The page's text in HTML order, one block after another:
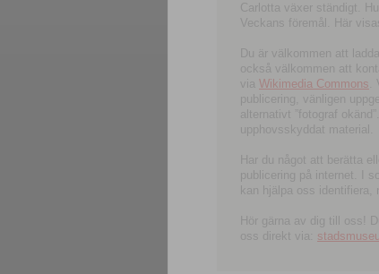
Carlotta växer ständigt.
Veckans föremål. Här
Du är välkommen att
också välkommen att
via Wikimedia Commons
publicering, vänligen
alternativt ”fotograf
upphovsskyddat material.
Har du något att berätta
publicering på internet. I
kan hjälpa oss
Hör gärna av dig till oss!
oss direkt via: